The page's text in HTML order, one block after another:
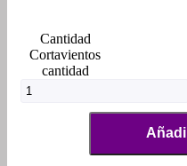
Cortavientos
cantidad